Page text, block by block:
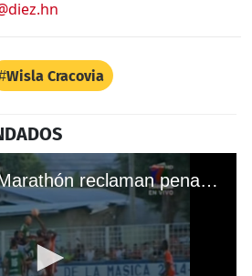
Wisla Cracovia
Jugadores del Marathón reclaman penal por una mano clara de Osman Chávez